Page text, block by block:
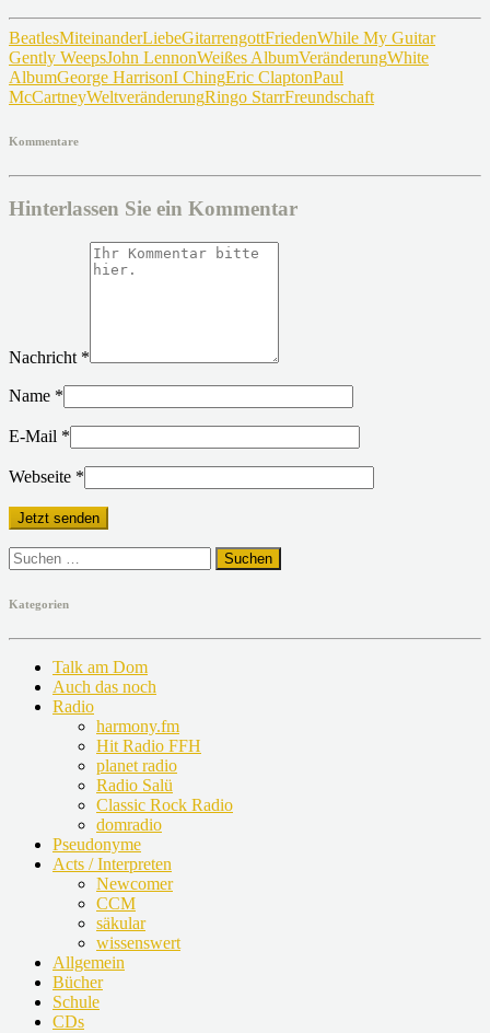
BeatlesMiteinanderLiebeGitarrengottFriedenWhile My Guitar
Gently WeepsJohn LennonWeißes AlbumVeränderungWhite
AlbumGeorge HarrisonI ChingEric ClaptonPaul
McCartneyWeltveränderungRingo StarrFreundschaft
Kommentare
Hinterlassen Sie ein Kommentar
Nachricht *
Name *
E-Mail *
Webseite *
Suchen
nach:
Kategorien
Talk am Dom
Auch das noch
Radio
harmony.fm
Hit Radio FFH
planet radio
Radio Salü
Classic Rock Radio
domradio
Pseudonyme
Acts / Interpreten
Newcomer
CCM
säkular
wissenswert
Allgemein
Bücher
Schule
CDs